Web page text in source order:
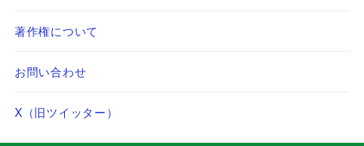
著作権について
お問い合わせ
X（旧ツイッター）